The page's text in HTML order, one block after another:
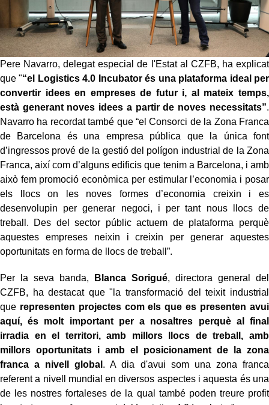
Pere Navarro, delegat especial de l'Estat al CZFB, ha explicat
que "“el Logistics 4.0 Incubator és una plataforma ideal per
convertir idees en empreses de futur i, al mateix temps,
està generant noves idees a partir de noves necessitats”.
Navarro ha recordat també que “el Consorci de la Zona Franca
de Barcelona és una empresa pública que la única font
d’ingressos prové de la gestió del polígon industrial de la Zona
Franca, així com d’alguns edificis que tenim a Barcelona, i amb
això fem promoció econòmica per estimular l’economia i posar
els llocs on les noves formes d’economia creixin i es
desenvolupin per generar negoci, i per tant nous llocs de
treball. Des del sector públic actuem de plataforma perquè
aquestes empreses neixin i creixin per generar aquestes
oportunitats en forma de llocs de treball”.
Per la seva banda, Blanca Sorigué, directora general del
CZFB, ha destacat que "la transformació del teixit industrial
que representen projectes com els que es presenten avui
aquí, és molt important per a nosaltres perquè al final
irradia en el territori, amb millors llocs de treball, amb
millors oportunitats i amb el posicionament de la zona
franca a nivell global . A dia d'avui som una zona franca
referent a nivell mundial en diversos aspectes i aquesta és una
de les nostres fortaleses de la qual també poden treure profit